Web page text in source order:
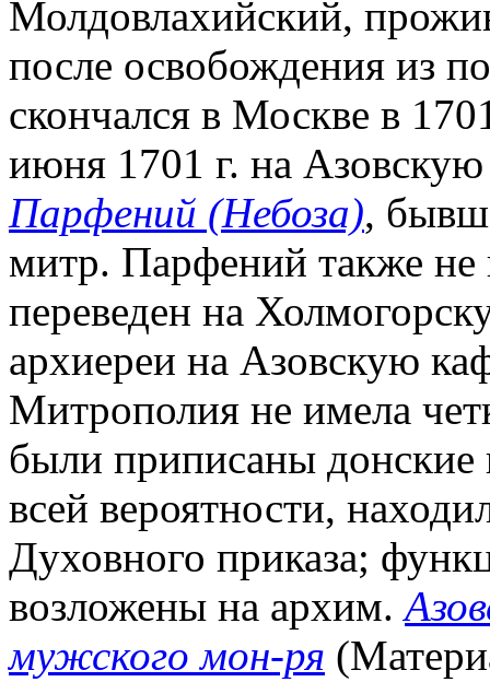
Молдовлахийский,
после освобождения из
скончался в Москве в
июня 1701 г. на
Парфений (Небоза),
митр. Парфений также
переведен на
архиереи на Азовскую
Митрополия не имела
были приписаны донские
всей вероятности,
Духовного приказа;
возложены на архим.
мужского мон-ря